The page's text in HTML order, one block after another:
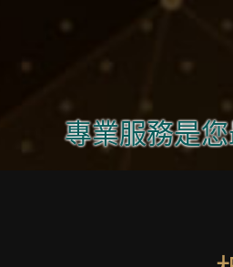
專業服務是